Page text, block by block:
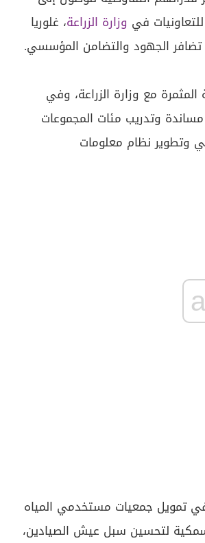
في وزارة الزراعة، غلوريا
تضافر الجهود والتضامن المؤسسي.
مع وزارة الزراعة، وفي
وتدريب مئات المجموعات
وتطوير نظام معلومات
تمويل جمعيات مستخدمي المياه
لتحسين سبل عيش الصيادين،